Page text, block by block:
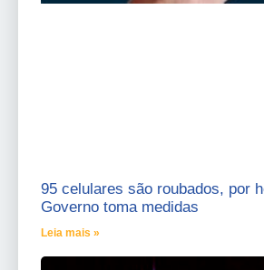
95 celulares são roubados, por
Governo toma medidas
Leia mais »